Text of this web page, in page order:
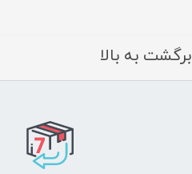
برگشت به بالا